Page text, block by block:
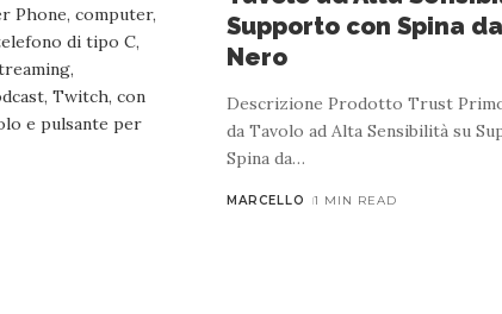
con Doppia Capsula, Audio
Nero
4 MIN READ
Selettore di modello di registrazione:
anti-shock e filtro pop KROM Kapsule. HQ
Supporto con Spina
Nero
Descrizione Prodotto Trust
da Tavolo ad Alta Sensibilità su
Spina da…
MARCELLO 1 MIN READ